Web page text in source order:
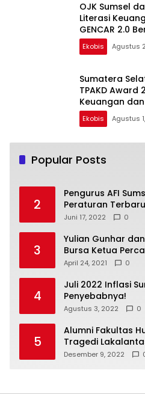
OJK Sumsel
Literasi
GENCAR 2.0
Ekobis Agustus
Sumatera
TPAKD Award
Keuangan
Nasional
Ekobis Agustus
Popular Posts
2
Pengurus AFI
Peraturan
Internasional
Juni 17, 2022 0
3
Yulian Gunhar
Bursa Ketua
April 24, 2021 0
4
Juli 2022 Inflasi
Penyebabnya!
Agustus 3, 2022 0
5
Alumni Fakultas
Tragedi
Desember 9, 2022